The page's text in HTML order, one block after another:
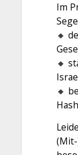
Im
🔸️
🔸️
🔸️